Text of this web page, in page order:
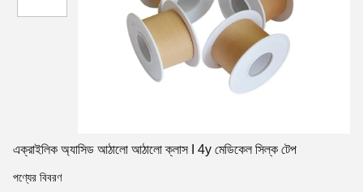
এক্রাইলিক অ্যাসিড আঠালো আঠালো ক্লাস I 4y মেডিকেল সিল্ক টেপ
পণ্যের বিবরণ